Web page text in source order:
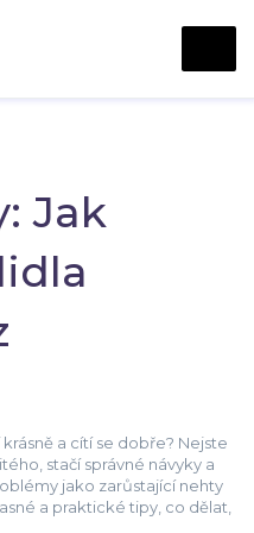
Jak
a cítí se dobře? Nejste
stačí správné návyky a
jako zarůstající nehty
a praktické tipy, co dělat,